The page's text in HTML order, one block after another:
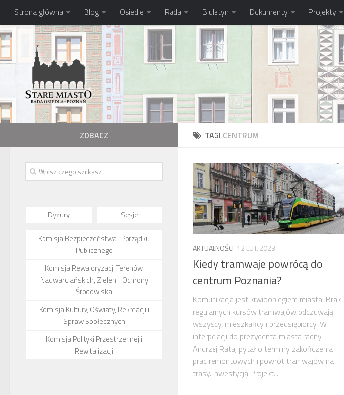
Strona główna Blog Osiedle Rada Biuletyn Dokumenty Projekty
TAGI CENTRUM
AKTUALNOŚCI 12 LUT, 2023
Kiedy tramwaje powrócą do
centrum Poznania?
Komunikacja jest krwioobiegiem miasta. Brak
regularnych kursów tramwajów odczuwają
wszyscy, mieszkańcy i przedsiębiorcy. W
interpelacji do prezydenta miasta radny
Andrzej Rataj pytał o terminy zakończenia
prac remontowych i powrót tramwajów na
trasy. Inwestycja Projekt...
ZOBACZ
Dyżury Sesje
Komisja Bezpieczeństwa i Porządku
Publicznego
Komisja Rewaloryzacji Terenów
Nadwarciańskich, Zieleni i Ochrony
Środowiska
Komisja Kultury, Oświaty, Rekreacji i
Spraw Społecznych
Komisja Polityki Przestrzennej i
Rewitalizacji